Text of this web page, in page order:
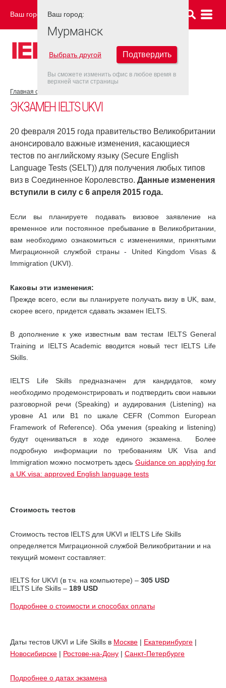
Ваш город: МУРМАНСК
Главная страница
ЭКЗАМЕН IELTS UKVI
20 февраля 2015 года правительство Великобритании
анонсировало важные изменения, касающиеся
тестов по английскому языку (Secure English
Language Tests (SELT)) для получения любых типов
виз в Соединенное Королевство. Данные изменения
вступили в силу с 6 апреля 2015 года.
Если вы планируете подавать визовое заявление на
временное или постоянное пребывание в Великобритании,
вам необходимо ознакомиться с изменениями, принятыми
Миграционной службой страны - United Kingdom Visas &
Immigration (UKVI).
Каковы эти изменения:
Прежде всего, если вы планируете получать визу в UK, вам,
скорее всего, придется сдавать экзамен IELTS.
В дополнение к уже известным вам тестам IELTS General
Training и IELTS Academic вводится новый тест IELTS Life
Skills.
IELTS Life Skills предназначен для кандидатов, кому
необходимо продемонстрировать и подтвердить свои навыки
разговорной речи (Speaking) и аудирования (Listening) на
уровне А1 или В1 по шкале CEFR (Common European
Framework of Reference). Оба умения (speaking и listening)
будут оцениваться в ходе единого экзамена. Более
подробную информации по требованиям UK Visa and
Immigration можно посмотреть здесь Guidance on applying for
a UK visa: approved English language tests
Стоимость тестов
Стоимость тестов IELTS для UKVI и IELTS Life Skills
определяется Миграционной службой Великобритании и на
текущий момент составляет:
IELTS for UKVI (в т.ч. на компьютере) – 305 USD
IELTS Life Skills – 189 USD
Подробнее о стоимости и способах оплаты
Даты тестов UKVI и Life Skills в Москве | Екатеринбурге |
Новосибирске | Ростове-на-Дону | Санкт-Петербурге
Подробнее о датах экзамена
Ваш город:
Мурманск
Выбрать другой Подтвердить
Вы сможете изменить офис в любое время в
верхней части страницы